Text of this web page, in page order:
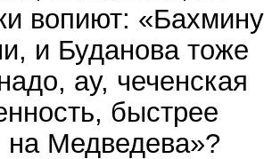
вопиют:
и Буданова тоже
ау, чеченская
быстрее
на Медведева»?